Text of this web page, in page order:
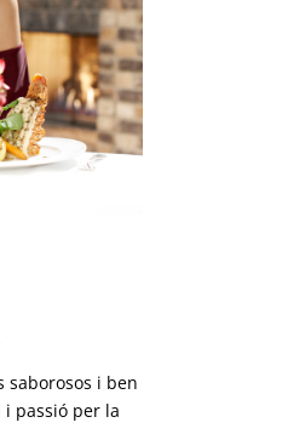
saborosos i ben
passió per la